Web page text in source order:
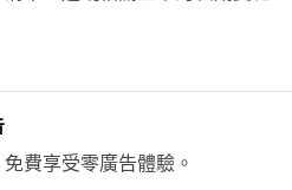
費享受零廣告體驗。